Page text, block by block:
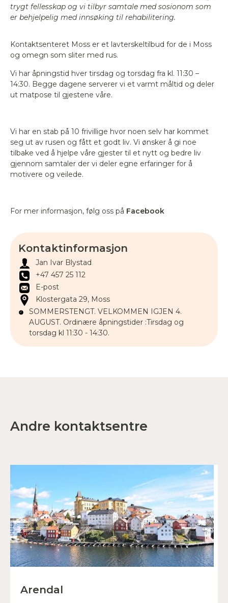
trygt fellesskap og vi tilbyr samtale med sosionom som
er behjelpelig med innsøking til rehabilitering.
Kontaktsenteret Moss er et lavterskeltilbud for de i Moss
og omegn som sliter med rus.
Vi har åpningstid hver tirsdag og torsdag fra kl. 11:30 –
14:30. Begge dagene serverer vi et varmt måltid og deler
ut matpose til gjestene våre.
Vi har en stab på 10 frivillige hvor noen selv har kommet
seg ut av rusen og fått et godt liv. Vi ønsker å gi noe
tilbake ved å hjelpe våre gjester til et nytt og bedre liv
gjennom samtaler der vi deler egne erfaringer for å
motivere og veilede.
For mer informasjon, følg oss på Facebook
Kontaktinformasjon
Jan Ivar Blystad
+47 457 25 112
E-post
Klostergata 29, Moss
SOMMERSTENGT. VELKOMMEN IGJEN 4.
AUGUST. Ordinære åpningstider :Tirsdag og
torsdag kl 11:30 - 14:30.
Andre kontaktsentre
Arendal